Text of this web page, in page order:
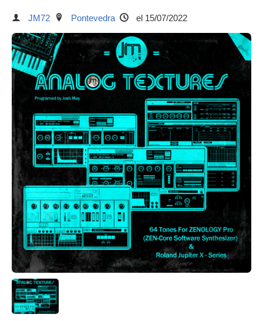
JM72 Pontevedra el 15/07/2022